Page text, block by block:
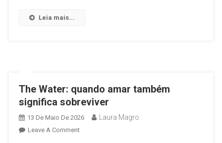
Leia mais...
The Water: quando amar também
significa sobreviver
13 De Maio De 2026 Laura Magro
Leave A CommentOn